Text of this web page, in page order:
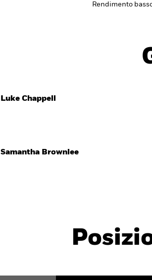
Rendimento
Luke Chappell
Samantha Brownlee